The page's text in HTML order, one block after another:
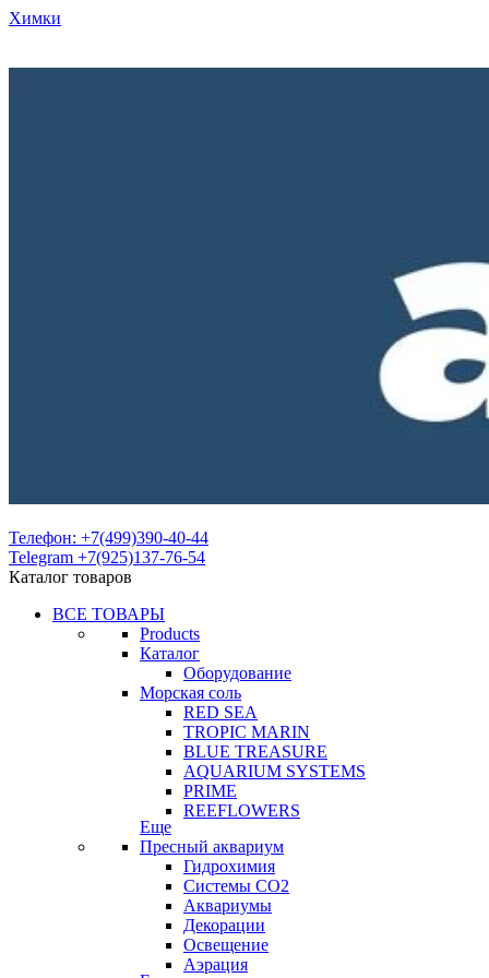
Химки
Телефон: +7(499)390-40-44
Telegram +7(925)137-76-54
Каталог товаров
ВСЕ ТОВАРЫ
Products
Каталог
Оборудование
Морская соль
RED SEA
TROPIC MARIN
BLUE TREASURE
AQUARIUM SYSTEMS
PRIME
REEFLOWERS
Еще
Пресный аквариум
Гидрохимия
Системы СО2
Аквариумы
Декорации
Освещение
Аэрация